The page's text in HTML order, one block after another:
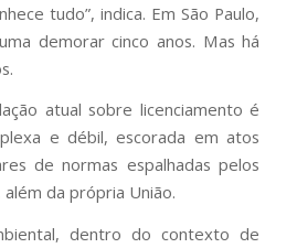
tudo”, indica. Em São Paulo,
demorar cinco anos. Mas há
atual sobre licenciamento é
e débil, escorada em atos
de normas espalhadas pelos
da própria União.
dentro do contexto de